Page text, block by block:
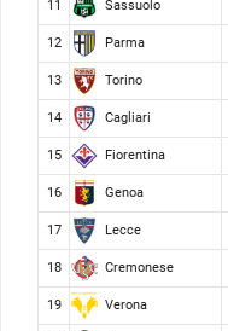
11 Sassuolo
12 Parma
13 Torino
14 Cagliari
15 Fiorentina
16 Genoa
17 Lecce
18 Cremonese
19 Verona